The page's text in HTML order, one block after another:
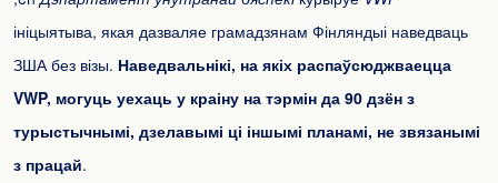
ініцыятыва, якая дазваляе грамадзянам Фінляндыі наведваць
ЗША без візы. Наведвальнікі, на якіх распаўсюджваецца
VWP, могуць уехаць у краіну на тэрмін да 90 дзён з
турыстычнымі, дзелавымі ці іншымі планамі, не звязанымі
з працай.